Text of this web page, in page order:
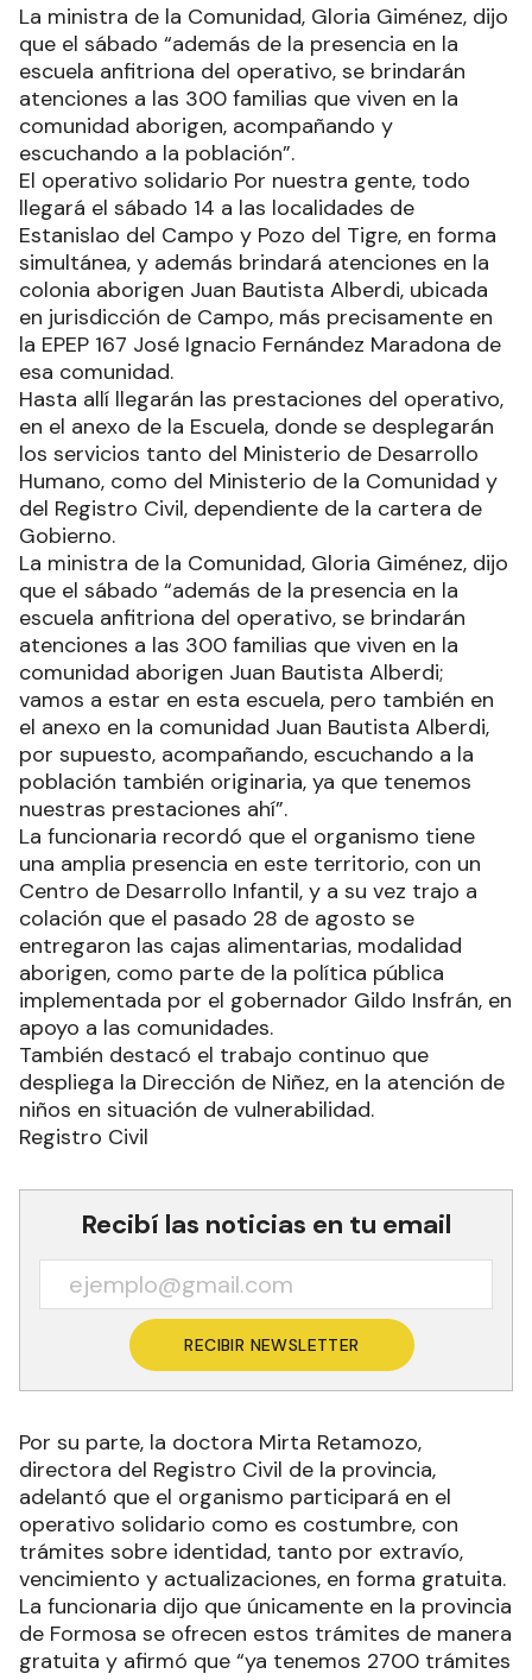
La ministra de la Comunidad, Gloria Giménez, dijo
que el sábado “además de la presencia en la
escuela anfitriona del operativo, se brindarán
atenciones a las 300 familias que viven en la
comunidad aborigen, acompañando y
escuchando a la población”.
El operativo solidario Por nuestra gente, todo
llegará el sábado 14 a las localidades de
Estanislao del Campo y Pozo del Tigre, en forma
simultánea, y además brindará atenciones en la
colonia aborigen Juan Bautista Alberdi, ubicada
en jurisdicción de Campo, más precisamente en
la EPEP 167 José Ignacio Fernández Maradona de
esa comunidad.
Hasta allí llegarán las prestaciones del operativo,
en el anexo de la Escuela, donde se desplegarán
los servicios tanto del Ministerio de Desarrollo
Humano, como del Ministerio de la Comunidad y
del Registro Civil, dependiente de la cartera de
Gobierno.
La ministra de la Comunidad, Gloria Giménez, dijo
que el sábado “además de la presencia en la
escuela anfitriona del operativo, se brindarán
atenciones a las 300 familias que viven en la
comunidad aborigen Juan Bautista Alberdi;
vamos a estar en esta escuela, pero también en
el anexo en la comunidad Juan Bautista Alberdi,
por supuesto, acompañando, escuchando a la
población también originaria, ya que tenemos
nuestras prestaciones ahí”.
La funcionaria recordó que el organismo tiene
una amplia presencia en este territorio, con un
Centro de Desarrollo Infantil, y a su vez trajo a
colación que el pasado 28 de agosto se
entregaron las cajas alimentarias, modalidad
aborigen, como parte de la política pública
implementada por el gobernador Gildo Insfrán, en
apoyo a las comunidades.
También destacó el trabajo continuo que
despliega la Dirección de Niñez, en la atención de
niños en situación de vulnerabilidad.
Registro Civil
Recibí las noticias en tu email
RECIBIR NEWSLETTER
Por su parte, la doctora Mirta Retamozo,
directora del Registro Civil de la provincia,
adelantó que el organismo participará en el
operativo solidario como es costumbre, con
trámites sobre identidad, tanto por extravío,
vencimiento y actualizaciones, en forma gratuita.
La funcionaria dijo que únicamente en la provincia
de Formosa se ofrecen estos trámites de manera
gratuita y afirmó que “ya tenemos 2700 trámites